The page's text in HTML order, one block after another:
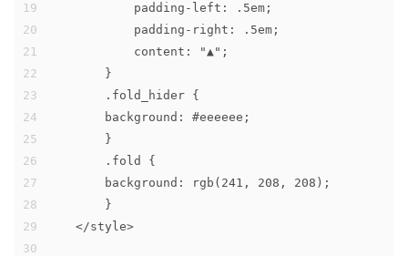
19
20
21
22
23
24
25
26
27
28
29
30
            padding-left: .5em;
            padding-right: .5em;
            content: "▲";
        }
        .fold_hider {
        background: #eeeeee;
        }
        .fold {
        background: rgb(241, 208, 208);
        }
    </style>